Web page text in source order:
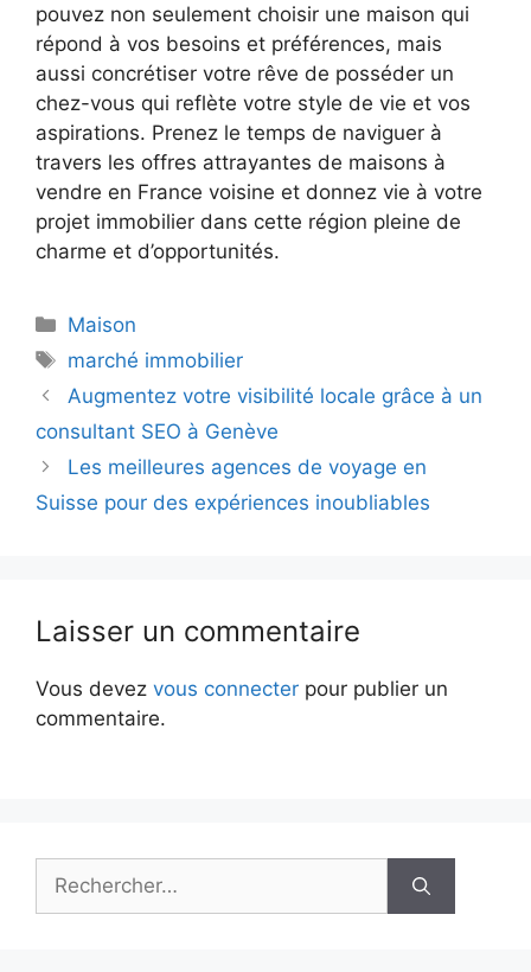
pouvez non seulement choisir une maison qui
répond à vos besoins et préférences, mais
aussi concrétiser votre rêve de posséder un
chez-vous qui reflète votre style de vie et vos
aspirations. Prenez le temps de naviguer à
travers les offres attrayantes de maisons à
vendre en France voisine et donnez vie à votre
projet immobilier dans cette région pleine de
charme et d’opportunités.
Catégories
Maison
Étiquettes
marché immobilier
Augmentez votre visibilité locale grâce à un
consultant SEO à Genève
Les meilleures agences de voyage en
Suisse pour des expériences inoubliables
Laisser un commentaire
Vous devez vous connecter pour publier un
commentaire.
Rechercher :